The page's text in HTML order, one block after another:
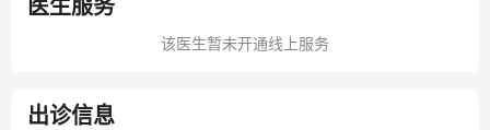
医生服务
该医生暂未开通线上服务
出诊信息